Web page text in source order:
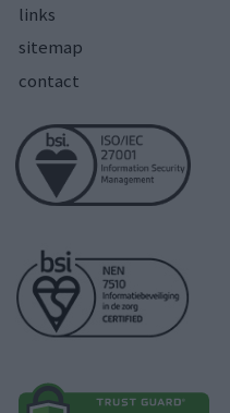
links
sitemap
contact